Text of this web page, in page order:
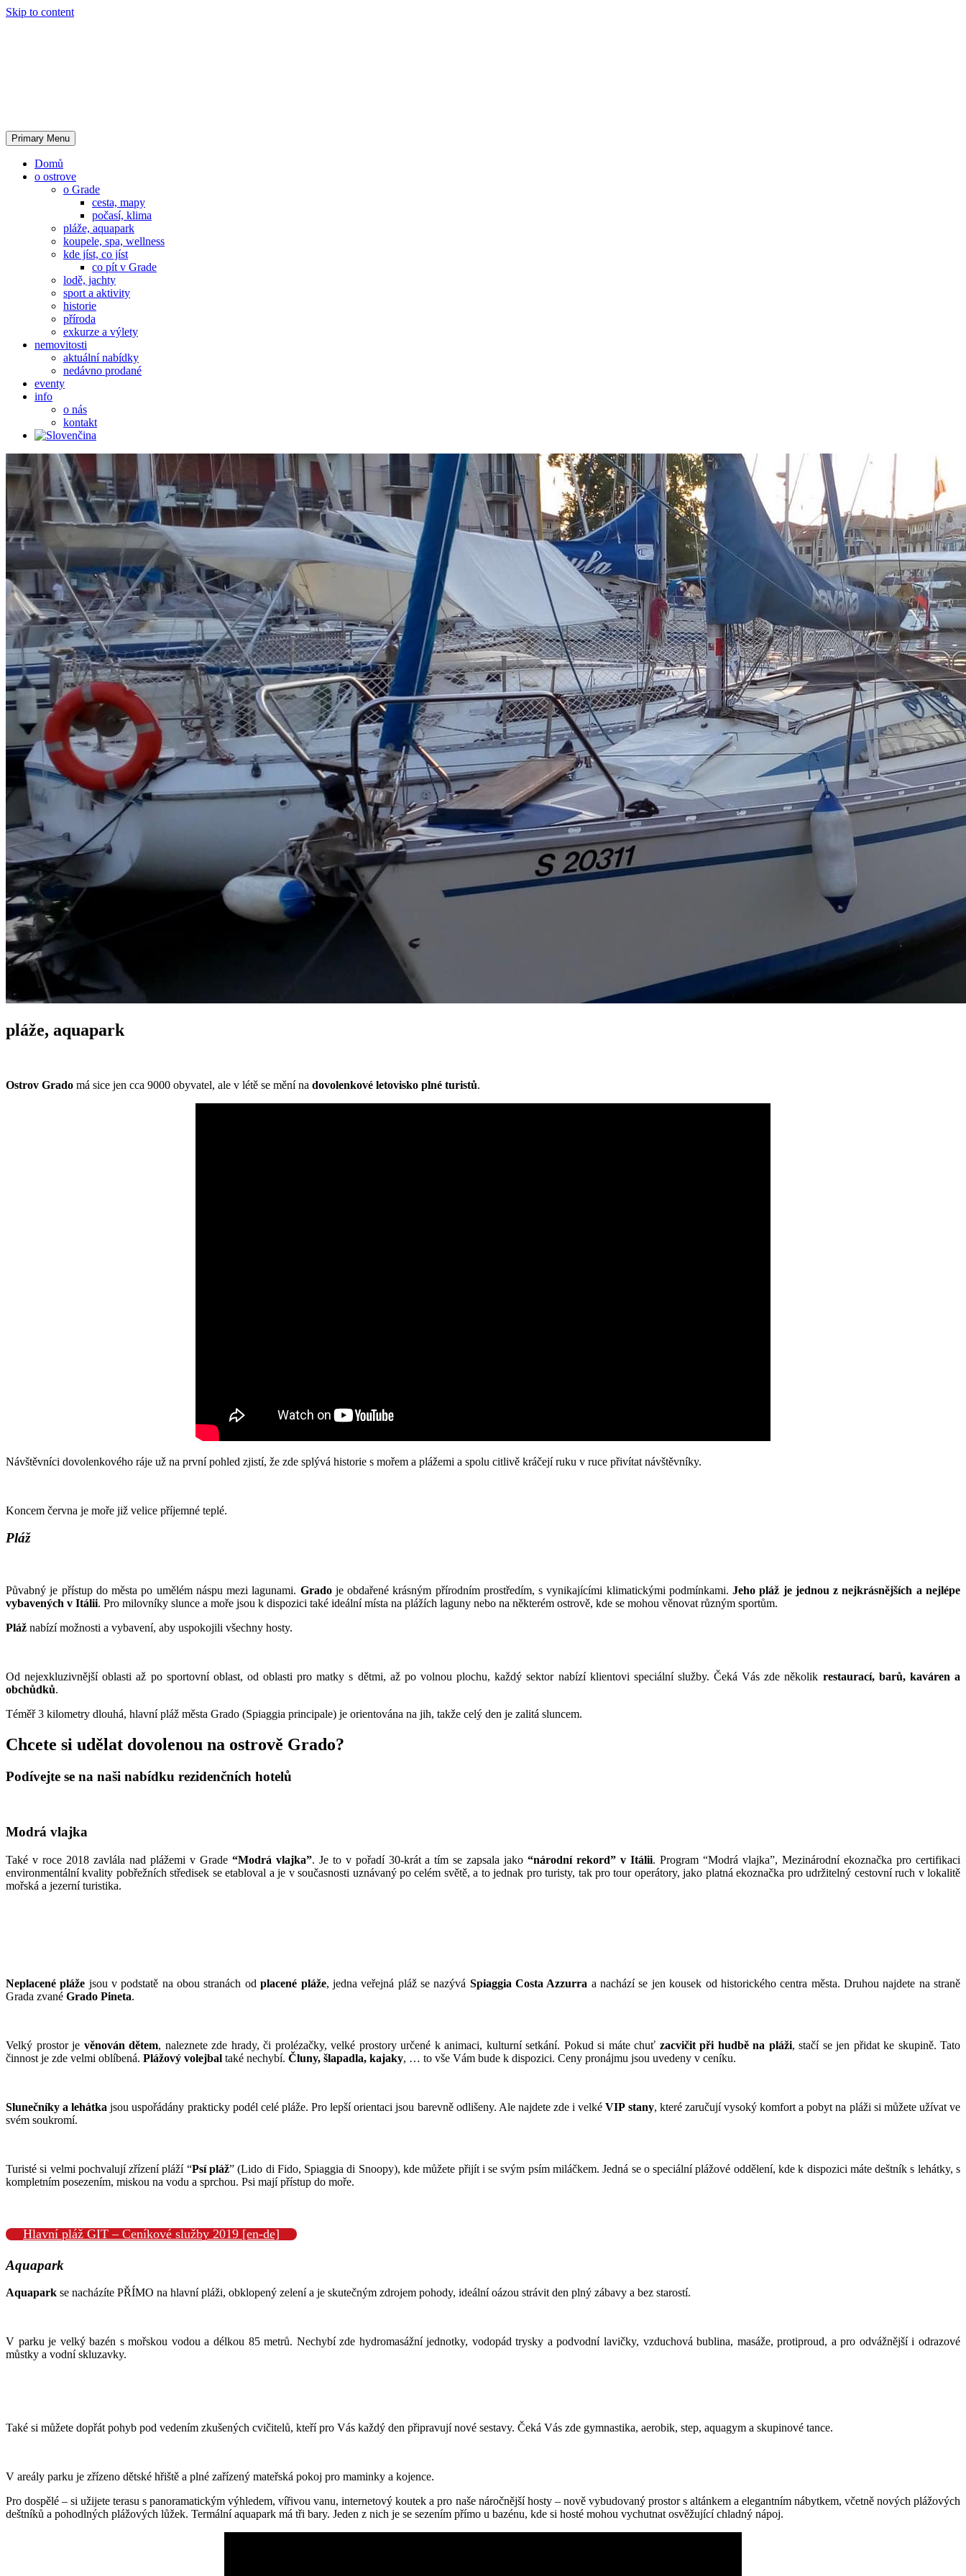
Skip to content
Primary Menu
Domů
o ostrove
o Grade
cesta, mapy
počasí, klima
pláže, aquapark
koupele, spa, wellness
kde jíst, co jíst
co pít v Grade
lodě, jachty
sport a aktivity
historie
příroda
exkurze a výlety
nemovitosti
aktuální nabídky
nedávno prodané
eventy
info
o nás
kontakt
pláže, aquapark
Ostrov Grado má sice jen cca 9000 obyvatel, ale v létě se mění na dovolenkové letovisko plné turistů.
Návštěvníci dovolenkového ráje už na první pohled zjistí, že zde splývá historie s mořem a plážemi a spolu citlivě kráčejí ruku v ruce přivítat návštěvníky.
Koncem června je moře již velice příjemné teplé.
Pláž
Půvabný je přístup do města po umělém náspu mezi lagunami. Gradoje obdařené krásným přírodním prostředím, s vynikajícími klimatickými podmínkami.Jeho pláž je jednou z nejkrásnějších a nejlépe
vybavených v Itálii. Pro milovníky slunce a moře jsou k dispozici také ideální místa na plážích laguny nebo na některém ostrově, kde se mohou věnovat různým sportům.
Pláž nabízí možnosti a vybavení, aby uspokojili všechny hosty.
Od nejexkluzivnější oblasti až po sportovní oblast, od oblasti pro matky s dětmi, až po volnou plochu, každý sektor nabízí klientovi speciální služby. Čeká Vás zde několik restaurací, barů, kaváren a
obchůdků.
Téměř 3 kilometry dlouhá, hlavní pláž města Grado (Spiaggia principale) je orientována na jih, takže celý den je zalitá sluncem.
Chcete si udělat dovolenou na ostrově Grado?
Podívejte se na naši nabídku rezidenčních hotelů
Modrá vlajka
Také v roce 2018 zavlála nad plážemi v Grade “Modrá vlajka”. Je to v pořadí 30-krát a tím se zapsala jako“národní rekord” v Itálii. Program “Modrá vlajka”, Mezinárodní ekoznačka pro certifikaci
environmentální kvality pobřežních středisek se etabloval a je v současnosti uznávaný po celém světě, a to jednak pro turisty, tak pro tour operátory, jako platná ekoznačka pro udržitelný cestovní ruch v lokalitě
mořská a jezerní turistika.
Neplacené pláže jsou v podstatě na obou stranách odplacené pláže, jedna veřejná pláž se nazývá Spiaggia Costa Azzurra a nachází se jen kousek od historického centra města. Druhou najdete na straně
Grada zvané Grado Pineta.
Velký prostor je věnován dětem, naleznete zde hrady, či prolézačky, velké prostory určené k animaci, kulturní setkání. Pokud si máte chuť zacvičit při hudbě na pláži, stačí se jen přidat ke skupině. Tato
činnost je zde velmi oblíbená. Plážový volejbal také nechybí. Čluny, šlapadla, kajaky, … to vše Vám bude k dispozici. Ceny pronájmu jsou uvedeny v ceníku.
Slunečníky a lehátka jsou uspořádány prakticky podél celé pláže. Pro lepší orientaci jsou barevně odlišeny. Ale najdete zde i velkéVIP stany, které zaručují vysoký komfort a pobyt na pláži si můžete užívat ve
svém soukromí.
Turisté si velmi pochvalují zřízení pláží “Psí pláž” (Lido di Fido, Spiaggia di Snoopy), kde můžete přijít i se svým psím miláčkem. Jedná se o speciální plážové oddělení, kde k dispozici máte deštník s lehátky, s
kompletním posezením, miskou na vodu a sprchou. Psi mají přístup do moře.
Hlavní pláž GIT – Ceníkové služby 2019 [en-de]
Aquapark
Aquapark se nacházíte PŘÍMO na hlavní pláži, obklopený zelení a je skutečným zdrojem pohody, ideální oázou strávit den plný zábavy a bez starostí.
V parku je velký bazén s mořskou vodou a délkou 85 metrů. Nechybí zde hydromasážní jednotky, vodopád trysky a podvodní lavičky, vzduchová bublina, masáže, protiproud, a pro odvážnější i odrazové
můstky a vodní skluzavky.
Také si můžete dopřát pohyb pod vedením zkušených cvičitelů, kteří pro Vás každý den připravují nové sestavy. Čeká Vás zde gymnastika, aerobik, step, aquagym a skupinové tance.
V areály parku je zřízeno dětské hřiště a plné zařízený mateřská pokoj pro maminky a kojence.
Pro dospělé – si užijete terasu s panoramatickým výhledem, vířivou vanu, internetový koutek a pro naše náročnější hosty – nově vybudovaný prostor s altánkem a elegantním nábytkem, včetně nových plážových
deštníků a pohodlných plážových lůžek. Termální aquapark má tři bary. Jeden z nich je se sezením přímo u bazénu, kde si hosté mohou vychutnat osvěžující chladný nápoj.